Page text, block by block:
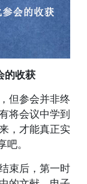
的收获
但参会并非终
将会议中学到
，才能真正实
。
束后，第一时